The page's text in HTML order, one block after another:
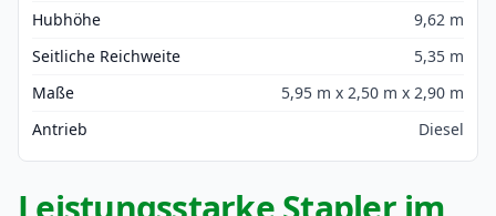
Hubhöhe
9,62 m
Seitliche Reichweite
5,35 m
Maße
5,95 m x 2,50 m x 2,90 m
Antrieb
Diesel